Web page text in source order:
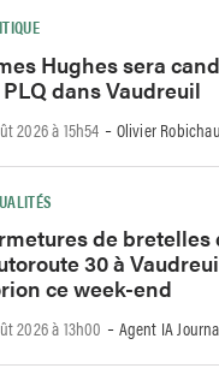
Hughes sera
dans Vaudreuil
2026 à 15h54 -Olivier
de bretelles
30 à
ce week-end
2026 à 13h00 -Agent IA